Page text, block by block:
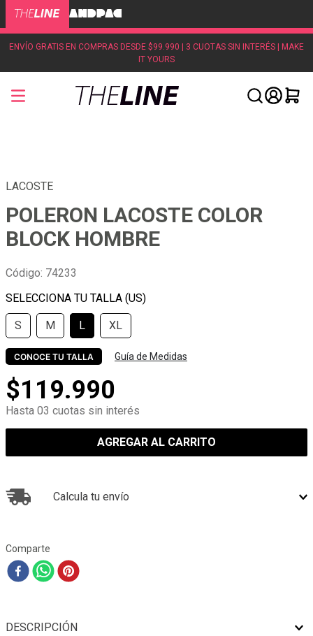
ENVÍO GRATIS EN COMPRAS DESDE $99.990 | 3 CUOTAS SIN INTERÉS | MAKE
IT YOURS
LACOSTE
POLERON LACOSTE COLOR
BLOCK HOMBRE
Código: 74233
S M L XL
CONOCE TU TALLA Guía de Medidas
$119.990
Hasta 03 cuotas sin interés
AGREGAR AL CARRITO
Calcula tu envío
Comparte
DESCRIPCIÓN